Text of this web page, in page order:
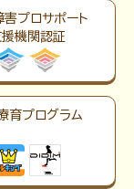
害プロサポート
援機関認証
育プログラム